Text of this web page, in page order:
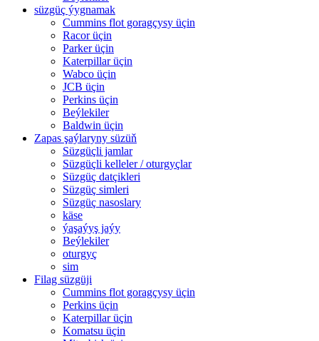
süzgüç ýygnamak
Cummins flot goragçysy üçin
Racor üçin
Parker üçin
Katerpillar üçin
Wabco üçin
JCB üçin
Perkins üçin
Beýlekiler
Baldwin üçin
Zapas şaýlaryny süzüň
Süzgüçli jamlar
Süzgüçli kelleler / oturgyçlar
Süzgüç datçikleri
Süzgüç simleri
Süzgüç nasoslary
käse
ýaşaýyş jaýy
Beýlekiler
oturgyç
sim
Filag süzgüji
Cummins flot goragçysy üçin
Perkins üçin
Katerpillar üçin
Komatsu üçin